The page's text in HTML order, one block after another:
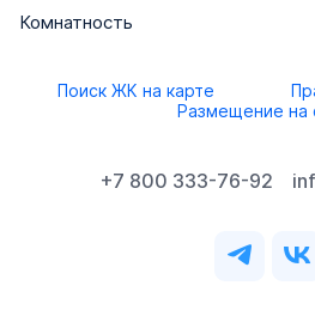
Комнатность
Поиск ЖК на карте
Размещение на
+7 800 333-76-92